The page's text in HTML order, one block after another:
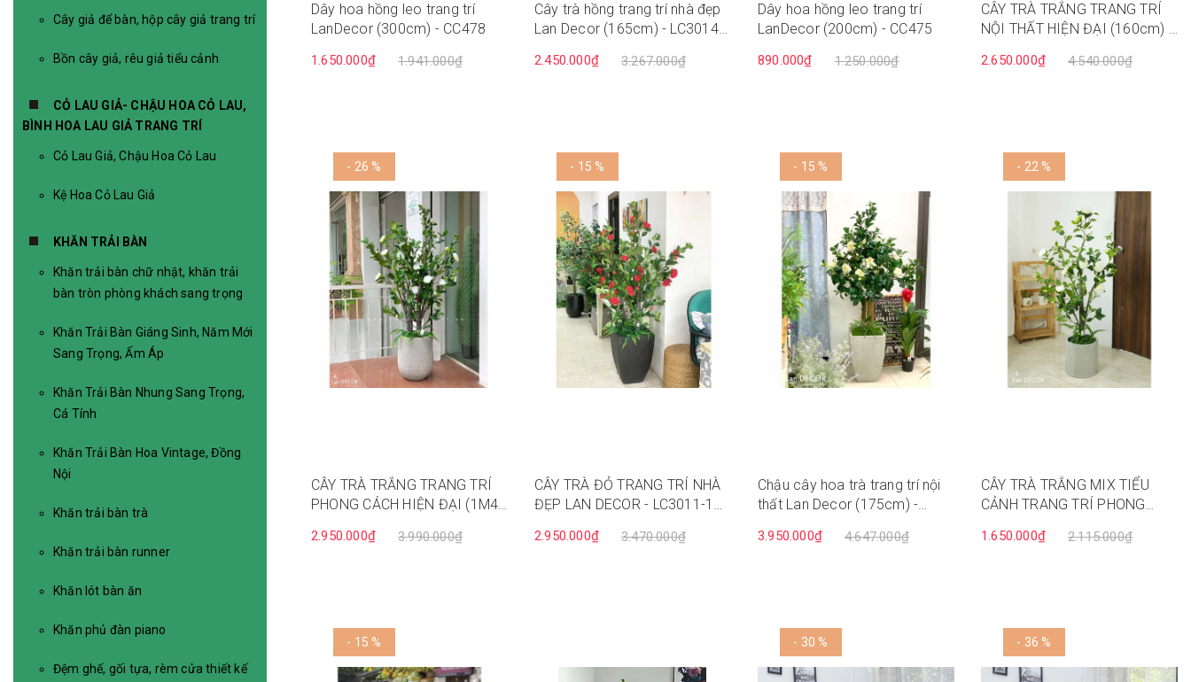
Cây giả để bàn, hộp cây giả trang trí
Bồn cây giả, rêu giả tiểu cảnh
CỎ LAU GIẢ- CHẬU HOA CỎ LAU,
BÌNH HOA LAU GIẢ TRANG TRÍ
Cỏ Lau Giả, Chậu Hoa Cỏ Lau
Kệ Hoa Cỏ Lau Giả
KHĂN TRẢI BÀN
Khăn trải bàn chữ nhật, khăn trải
bàn tròn phòng khách sang trọng
Khăn Trải Bàn Giáng Sinh, Năm Mới
Sang Trọng, Ấm Áp
Khăn Trải Bàn Nhung Sang Trọng,
Cá Tính
Khăn Trải Bàn Hoa Vintage, Đồng
Nội
Khăn trải bàn trà
Khăn trải bàn runner
Khăn lót bàn ăn
Khăn phủ đàn piano
Đệm ghế, gối tựa, rèm cửa thiết kế
Dây hoa hồng leo trang trí
LanDecor (300cm) - CC478
1.650.000₫ 1.941.000₫
Cây trà hồng trang trí nhà đẹp
Lan Decor (165cm) - LC3014
2.450.000₫ 3.267.000₫
Dây hoa hồng leo trang trí
LanDecor (200cm) - CC475
890.000₫ 1.250.000₫
CÂY TRÀ TRẮNG TRANG TRÍ
NỘI THẤT HIỆN ĐẠI (160cm) -
2.650.000₫ 4.540.000₫
- 26 %
CÂY TRÀ TRẮNG TRANG TRÍ
PHONG CÁCH HIỆN ĐẠI (1M4)
2.950.000₫ 3.990.000₫
- 15 %
CÂY TRÀ ĐỎ TRANG TRÍ NHÀ
ĐẸP LAN DECOR - LC3011-1
2.950.000₫ 3.470.000₫
- 15 %
Chậu cây hoa trà trang trí nội
thất Lan Decor (175cm) -
3.950.000₫ 4.647.000₫
- 22 %
CÂY TRÀ TRẮNG MIX TIỂU
CẢNH TRANG TRÍ PHONG
LC3012 mix
1.650.000₫ 2.115.000₫
- 15 % - 30 % - 36 %